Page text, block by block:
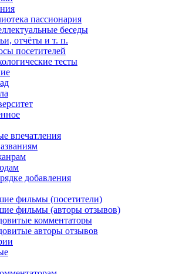
пассионария
беседы
отчёты и т. п.
посетителей
тесты
впечатления
добавления
фильмы (посетители)
фильмы (авторы отзывов)
комментаторы
авторы отзывов